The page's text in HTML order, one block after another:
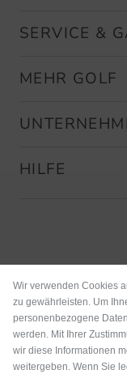
SERVICE &
MEHR GOLF
HILFE
Wir verwenden Cookies
zu gewährleisten. Um
personenbezogene
werden. Mit Ihrer
wir diese Informationen
weitergeben. Wenn Sie